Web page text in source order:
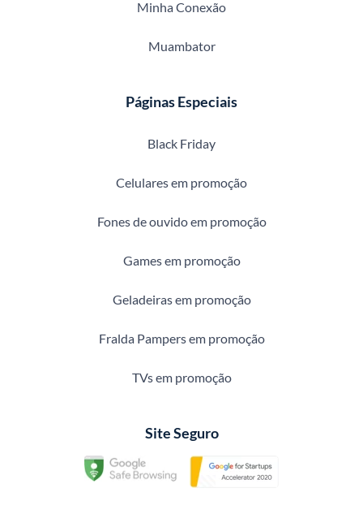
Minha Conexão
Muambator
Páginas Especiais
Black Friday
Celulares em promoção
Fones de ouvido em promoção
Games em promoção
Geladeiras em promoção
Fralda Pampers em promoção
TVs em promoção
Site Seguro